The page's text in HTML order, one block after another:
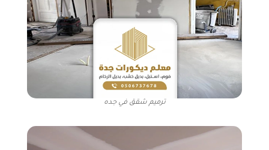
ترميم شقق في جده